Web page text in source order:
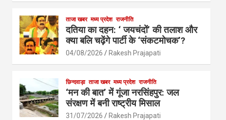
b
o
o
s
A
p
e
ताजा खबर मध्य प्रदेश राजनीति
दतिया का दहन: ‘ जयचंदों’ की तलाश और
क्या बलि चढ़ेंगे पार्टी के ‘संकटमोचक’?
04/08/2026 Rakesh Prajapati
छिन्दवाड़ा ताजा खबर मध्य प्रदेश राजनीति
‘मन की बात’ में गूंजा नरसिंहपुर: जल
संरक्षण में बनी राष्ट्रीय मिसाल
31/07/2026 Rakesh Prajapati